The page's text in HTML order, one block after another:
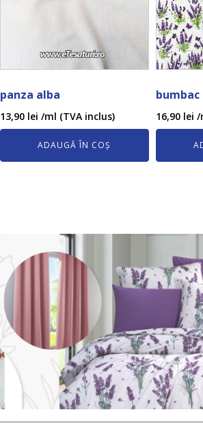
panza alba
13,90 lei /ml (TVA inclus)
ADAUGĂ ÎN COȘ
16,90 lei /